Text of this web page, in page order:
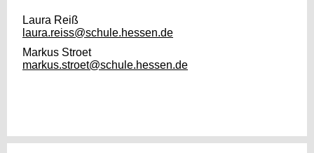
Laura Reiß
laura.reiss@schule.hessen.de
Markus Stroet
markus.stroet@schule.hessen.de